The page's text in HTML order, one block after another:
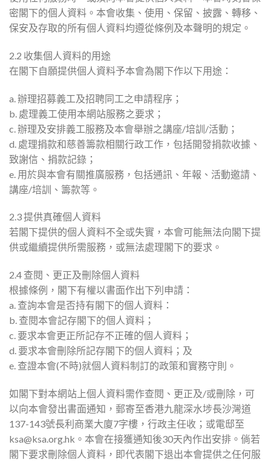
密閣下的個人資料。本會收集、使用、保留、披露、轉移、
保安及存取的所有個人資料均遵從條例及本聲明的規定。
2.2 收集個人資料的用途
在閣下自願提供個人資料予本會為閣下作以下用途：
a. 辦理招募義工及招聘同工之申請程序；
b. 處理義工使用本網站服務之要求；
c. 辦理及安排義工服務及本會舉辦之講座/培訓/活動；
d. 處理捐款和慈善籌款相關行政工作，包括開發捐款收據、
致謝信、捐款記錄；
e. 用於與本會有關推廣服務，包括通訊、年報、活動邀請、
講座/培訓、籌款等。
2.3 提供真確個人資料
若閣下提供的個人資料不全或失實，本會可能無法向閣下提
供或繼續提供所需服務，或無法處理閣下的要求。
2.4 查閱、更正及刪除個人資料
根據條例，閣下有權以書面作出下列申請：
a. 查詢本會是否持有閣下的個人資料：
b. 查閱本會記存閣下的個人資料；
c. 要求本會更正所記存不正確的個人資料；
d. 要求本會刪除所記存閣下的個人資料；及
e. 查證本會(不時)就個人資料制訂的政策和實務守則。
如閣下對本網站上個人資料需作查閱、更正及/或刪除，可
以向本會發出書面通知，郵寄至香港九龍深水埗長沙灣道
137-143號長利商業大廈7字樓，行政主任收；或電邸至
ksa@ksa.org.hk 。本會在接獲通知後30天內作出安排。倘若
閣下要求刪除個人資料，即代表閣下退出本會提供之任何服